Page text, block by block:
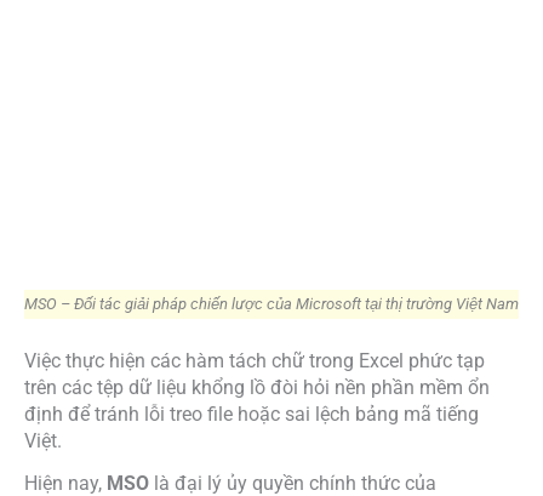
MSO – Đối tác giải pháp chiến lược của Microsoft tại thị trường Việt Nam
Việc thực hiện các hàm tách chữ trong Excel phức tạp
trên các tệp dữ liệu khổng lồ đòi hỏi nền phần mềm ổn
định để tránh lỗi treo file hoặc sai lệch bảng mã tiếng
Việt.
Hiện nay, MSO là đại lý ủy quyền chính thức của